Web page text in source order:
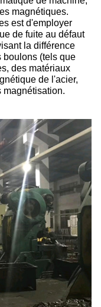
magnétiques.
est d'employer
de fuite au défaut
la différence
boulons (tels que
des matériaux
de l'acier,
magnétisation.